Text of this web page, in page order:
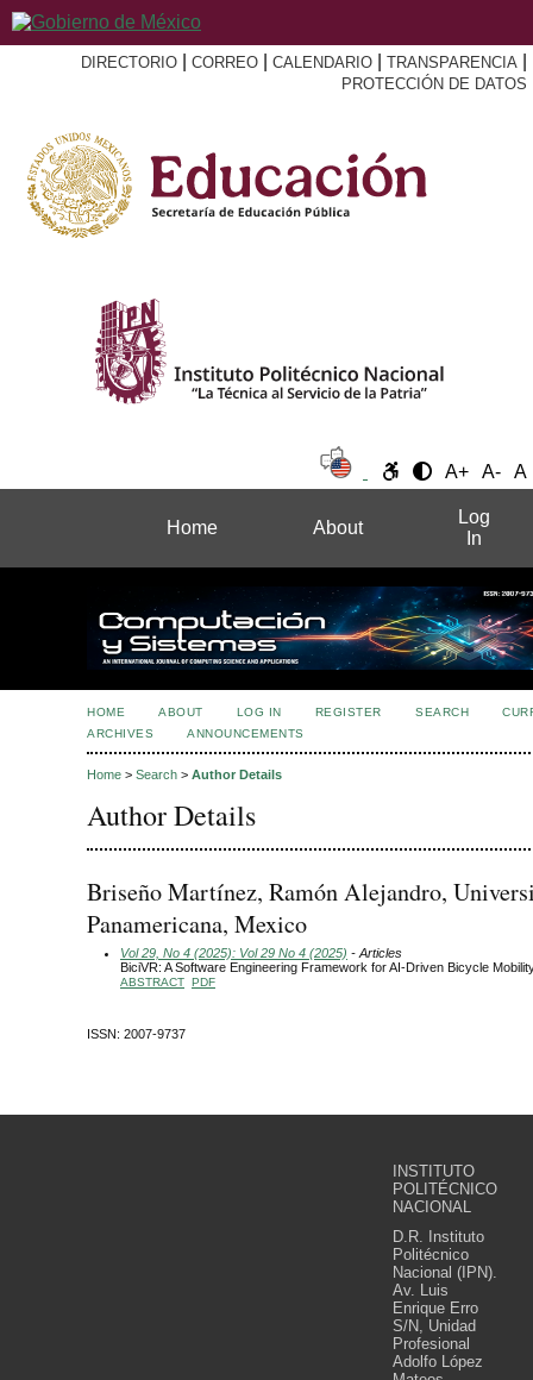
DIRECTORIO CORREO CALENDARIO TRANSPARENCIA
PROTECCIÓN DE DATOS
A+ A- A
Home About
Log
In
HOME ABOUT LOG IN REGISTER SEARCH
ARCHIVES
ANNOUNCEMENTS
Home > Search > Author Details
Author Details
Briseño Martínez, Ramón Alejandro,
Panamericana, Mexico
Vol 29, No 4 (2025): Vol 29 No 4 (2025) - Articles
BiciVR: A Software Engineering Framework for AI-Driven Bicycle
ABSTRACT PDF
ISSN: 2007-9737
INSTITUTO
POLITÉCNICO
NACIONAL
D.R. Instituto
Politécnico
Nacional (IPN).
Av. Luis
Enrique Erro
S/N, Unidad
Profesional
Adolfo López